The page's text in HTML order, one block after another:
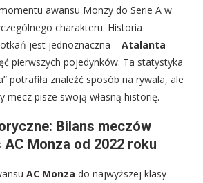
awansu Monzy do Serie A w
charakteru. Historia
jest jednoznaczna – Atalanta
pierwszych pojedynków. Ta statystyka
potrafiła znaleźć sposób na rywala, ale
mecz pisze swoją własną historię.
Bilans meczów
Monza od 2022 roku
AC Monza do najwyższej klasy